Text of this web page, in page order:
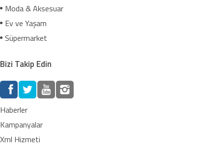
Moda & Aksesuar
Ev ve Yaşam
Süpermarket
Bizi Takip Edin
Haberler
Kampanyalar
Xml Hizmeti